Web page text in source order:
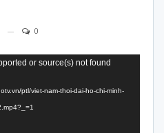
0
or source(s) not found
ptl/viet-nam-thoi-dai-ho-chi-minh-